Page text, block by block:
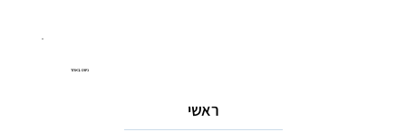
ניווט באתר
ראשי